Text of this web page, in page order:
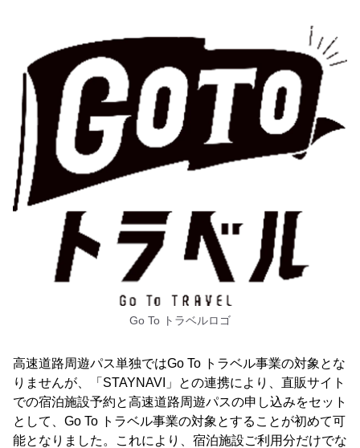
Go To トラベルロゴ
高速道路周遊パス単独ではGo To トラベル事業の対象とな
りませんが、「STAYNAVI」との連携により、直販サイト
での宿泊施設予約と高速道路周遊パスの申し込みをセット
として、Go To トラベル事業の対象とすることが初めて可
能となりました。これにより、宿泊施設ご利用分だけでな